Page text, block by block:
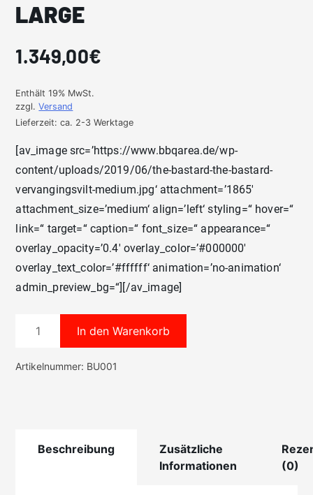
LARGE
1.349,00€
Enthält 19% MwSt.
zzgl.Versand
Lieferzeit: ca. 2-3 Werktage
[av_image src=’https://www.bbqarea.de/wp-
content/uploads/2019/06/the-bastard-the-bastard-
vervangingsvilt-medium.jpg‘ attachment=’1865′
attachment_size=’medium‘ align=’left‘ styling=“ hover=“
link=“ target=“ caption=“ font_size=“ appearance=“
overlay_opacity=’0.4′ overlay_color=’#000000′
overlay_text_color=’#ffffff‘ animation=’no-animation‘
admin_preview_bg=“][/av_image]
Bastard
Large
In den Warenkorb
Artikelnummer: BU001
Beschreibung
Zusätzliche
Informationen
(0)